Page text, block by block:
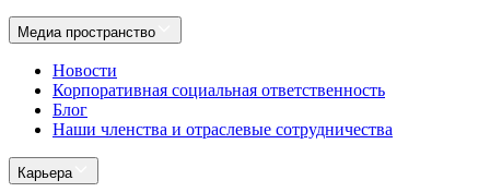
Медиа пространство
Новости
Корпоративная социальная ответственность
Блог
Наши членства и отраслевые сотрудничества
Карьера